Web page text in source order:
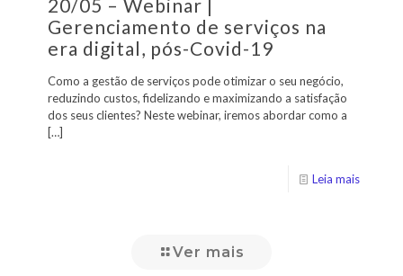
20/05 – Webinar |
Gerenciamento de serviços na
era digital, pós-Covid-19
Como a gestão de serviços pode otimizar o seu negócio,
reduzindo custos, fidelizando e maximizando a satisfação
dos seus clientes? Neste webinar, iremos abordar como a
[…]
Leia mais
Ver mais